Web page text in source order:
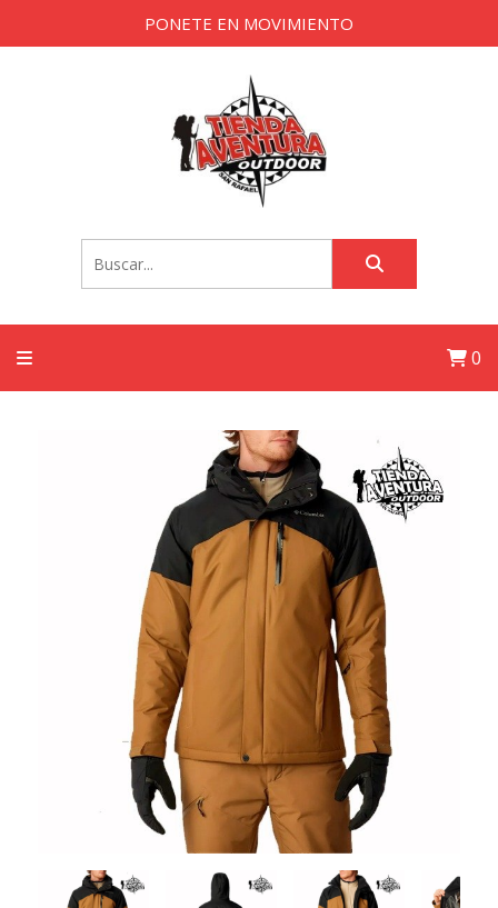
PONETE EN MOVIMIENTO
0